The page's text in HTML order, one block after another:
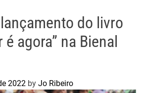
do livro
é agora” na Bienal
2022 by Jo Ribeiro